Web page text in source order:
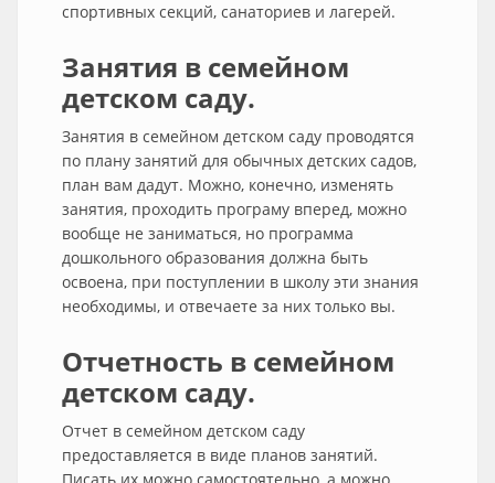
спортивных секций, санаториев и лагерей.
Занятия в семейном
детском саду.
Занятия в семейном детском саду проводятся
по плану занятий для обычных детских садов,
план вам дадут. Можно, конечно, изменять
занятия, проходить програму вперед, можно
вообще не заниматься, но программа
дошкольного образования должна быть
освоена, при поступлении в школу эти знания
необходимы, и отвечаете за них только вы.
Отчетность в семейном
детском саду.
Отчет в семейном детском саду
предоставляется в виде планов занятий.